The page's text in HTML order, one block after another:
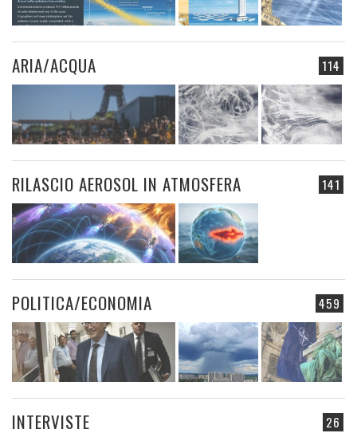
114
ARIA/ACQUA
141
RILASCIO AEROSOL IN ATMOSFERA
459
POLITICA/ECONOMIA
26
INTERVISTE